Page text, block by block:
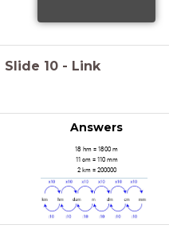
Slide 10 - Link
Answers
18 hm = 1800 m
11 cm = 110 mm
2 km = 200000